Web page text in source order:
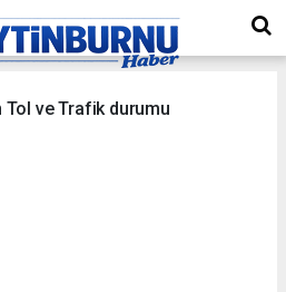
Tol ve Trafik durumu